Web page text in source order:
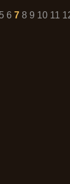
5 6 7 8 9 10 11